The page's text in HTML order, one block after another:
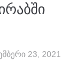
23, 2021